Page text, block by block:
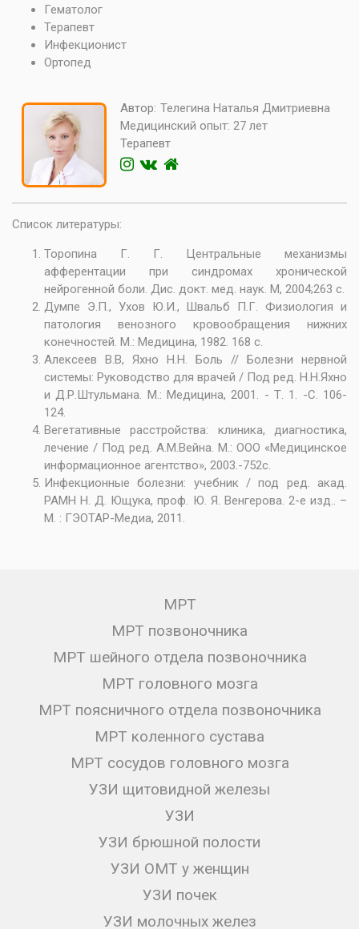
Гематолог
Терапевт
Инфекционист
Ортопед
Автор: Телегина Наталья Дмитриевна
Медицинский опыт: 27 лет
Терапевт
Список литературы:
Торопина Г. Г. Центральные механизмы
афферентации при синдромах хронической
нейрогенной боли. Дис. докт. мед. наук. М, 2004;263 с.
Думпе Э.П., Ухов Ю.И., Швальб П.Г. Физиология и
патология венозного кровообращения нижних
конечностей. М.: Медицина, 1982. 168 с.
Алексеев В.В, Яхно Н.Н. Боль // Болезни нервной
системы: Руководство для врачей / Под ред. Н.Н.Яхно
и Д.Р.Штульмана. М.: Медицина, 2001. - Т. 1. -С. 106-
124.
Вегетативные расстройства: клиника, диагностика,
лечение / Под ред. А.М.Вейна. М.: ООО «Медицинское
информационное агентство», 2003.-752с.
Инфекционные болезни: учебник / под ред. акад.
РАМН Н. Д. Ющука, проф. Ю. Я. Венгерова. 2-е изд.. –
М. : ГЭОТАР-Медиа, 2011.
МРТ
МРТ позвоночника
МРТ шейного отдела позвоночника
МРТ головного мозга
МРТ поясничного отдела позвоночника
МРТ коленного сустава
МРТ сосудов головного мозга
УЗИ щитовидной железы
УЗИ
УЗИ брюшной полости
УЗИ ОМТ у женщин
УЗИ почек
УЗИ молочных желез